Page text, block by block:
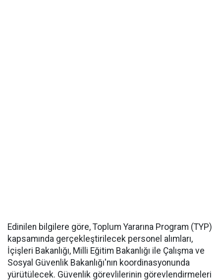
Edinilen bilgilere göre, Toplum Yararına Program (TYP)
kapsamında gerçekleştirilecek personel alımları,
İçişleri Bakanlığı, Milli Eğitim Bakanlığı ile Çalışma ve
Sosyal Güvenlik Bakanlığı'nın koordinasyonunda
yürütülecek. Güvenlik görevlilerinin görevlendirmeleri